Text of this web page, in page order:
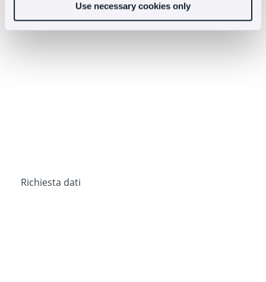
Use necessary cookies only
Transfer da triggers a chatbot o agente
Richiesta dati